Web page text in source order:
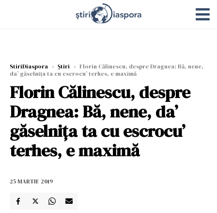
StiriDiaspora › Știri › Florin Călinescu, despre Dragnea: Bă, nene,
da’ găselnița ta cu escrocu’ terhes, e maximă
Florin Călinescu, despre
Dragnea: Bă, nene, da’
găselnița ta cu escrocu’
terhes, e maximă
25 MARTIE 2019